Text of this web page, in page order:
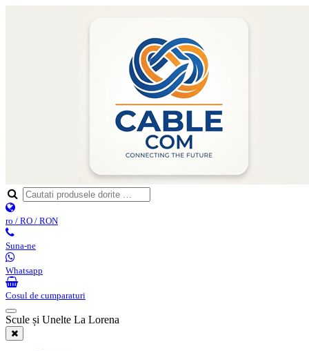
ro / RO / RON
Suna-ne
Whatsapp
Cosul de cumparaturi
Scule și Unelte La Lorena